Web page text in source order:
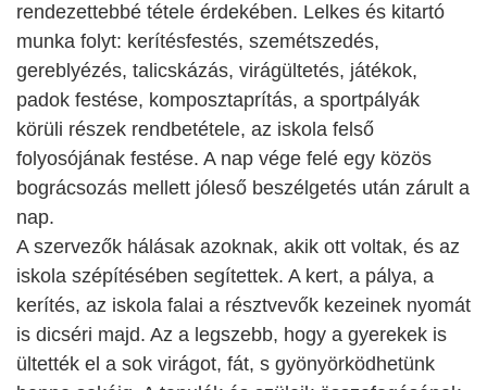
rendezettebbé tétele érdekében. Lelkes és kitartó
munka folyt: kerítésfestés, szemétszedés,
gereblyézés, talicskázás, virágültetés, játékok,
padok festése, komposztaprítás, a sportpályák
körüli részek rendbetétele, az iskola felső
folyosójának festése. A nap vége felé egy közös
bográcsozás mellett jóleső beszélgetés után zárult a
nap.
A szervezők hálásak azoknak, akik ott voltak, és az
iskola szépítésében segítettek. A kert, a pálya, a
kerítés, az iskola falai a résztvevők kezeinek nyomát
is dicséri majd. Az a legszebb, hogy a gyerekek is
ültették el a sok virágot, fát, s gyönyörködhetünk